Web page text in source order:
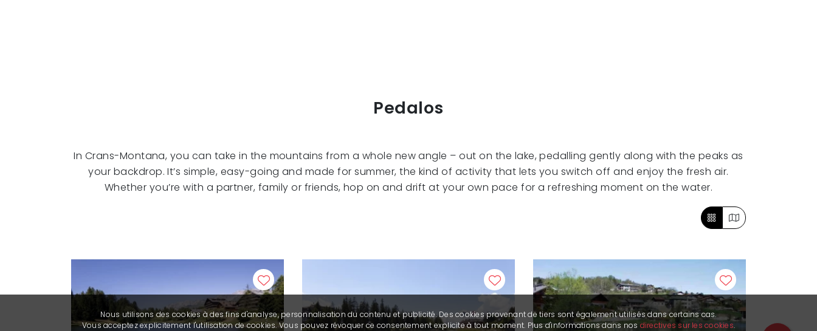
Pedalos
In Crans-Montana, you can take in the mountains from a whole new angle – out on the lake, pedalling gently along with the peaks as
your backdrop. It’s simple, easy-going and made for summer, the kind of activity that lets you switch off and enjoy the fresh air.
Whether you’re with a partner, family or friends, hop on and drift at your own pace for a refreshing moment on the water.
Nous utilisons des cookies à des fins d'analyse, personnalisation du contenu et publicité. Des cookies provenant de tiers sont également utilisés dans certains cas.
Vous acceptez explicitement l'utilisation de cookies. Vous pouvez révoquer ce consentement explicite à tout moment. Plus d'informations dans nos directives sur les cookies.